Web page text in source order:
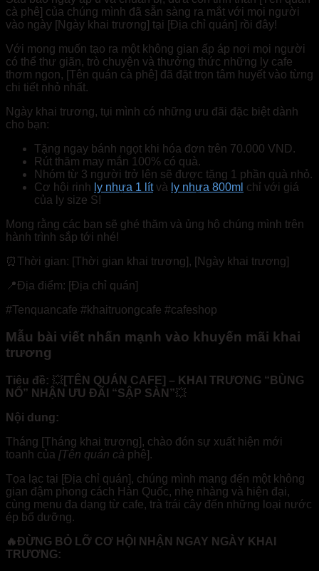
cà phê] của chúng mình đã sẵn sàng ra mắt với mọi người
vào ngày [Ngày khai trương] tại [Địa chỉ quán] rồi đây!
Với mong muốn tạo ra một không gian ấp áp nơi mọi người
có thể thư giãn, trò chuyện và thưởng thức những ly cafe
thơm ngon, [Tên quán cà phê] đã đặt trọn tâm huyết vào từng
chi tiết nhỏ nhất.
Ngày khai trương, tụi mình có những ưu đãi đặc biệt dành
cho bạn:
Tặng ngay bánh ngọt khi hóa đơn trên 70.000 VND.
Rút thăm may mắn 100% có quà.
Nhóm từ 3 người trở lên sẽ được tặng 1 phần quà nhỏ.
Cơ hội rinh ly nhựa 1 lítvà ly nhựa 800ml chỉ với giá
của ly size S!
Mong rằng các bạn sẽ ghé thăm và ủng hộ chúng mình trên
hành trình sắp tới nhé!
⏰Thời gian: [Thời gian khai trương], [Ngày khai trương]
📍Địa điểm: [Địa chỉ quán]
#Tenquancafe #khaitruongcafe #cafeshop
Mẫu bài viết nhấn mạnh vào khuyến mãi khai
trương
Tiêu đề: 💥[TÊN QUÁN CAFE] – KHAI TRƯƠNG “BÙNG
NỔ” NHẬN ƯU ĐÃI “SẬP SÀN”💥
Nội dung:
Tháng [Tháng khai trương], chào đón sự xuất hiện mới
toanh của [Tên quán cà phê].
Tọa lạc tại [Địa chỉ quán], chúng mình mang đến một không
gian đậm phong cách Hàn Quốc, nhẹ nhàng và hiện đại,
cùng menu đa dạng từ cafe, trà trái cây đến những loại nước
ép bổ dưỡng.
🔥ĐỪNG BỎ LỠ CƠ HỘI NHẬN NGAY NGÀY KHAI
TRƯƠNG: